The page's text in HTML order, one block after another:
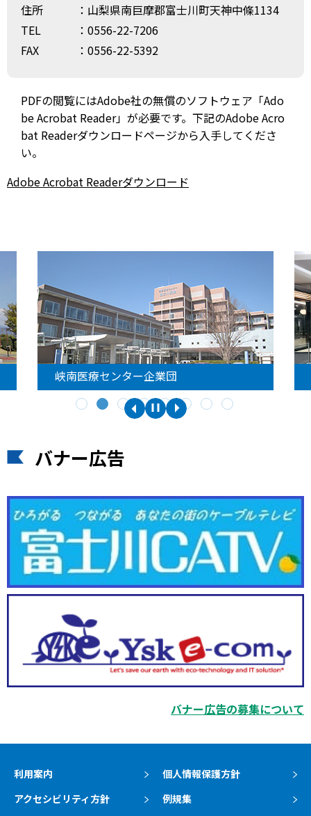
住所
：山梨県南巨摩郡富士川町天神中條1134
TEL
：0556-22-7206
FAX
：0556-22-5392
PDFの閲覧にはAdobe社の無償のソフトウェア「Ado
be Acrobat Reader」が必要です。下記のAdobe Acro
bat Readerダウンロードページから入手してくださ
い。
Adobe Acrobat Readerダウンロード
峡南医療センター企業団
バナー広告
バナー広告の募集について
利用案内
個人情報保護方針
アクセシビリティ方針
例規集